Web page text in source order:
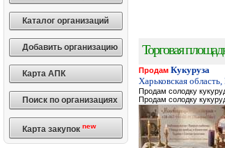
Каталог организаций
Добавить организацию
Карта АПК
Поиск по организациях
Карта закупок new
Торговая
Продам Кукуруза
Харьковская
Продам солодку
Продам солодку